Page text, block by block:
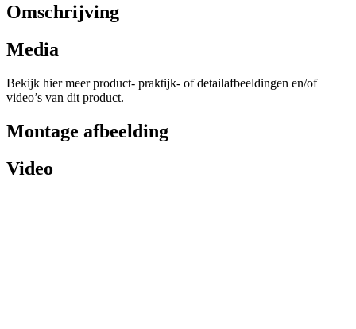
Omschrijving
Media
Bekijk hier meer product- praktijk- of detailafbeeldingen en/of
video’s van dit product.
Montage afbeelding
Video